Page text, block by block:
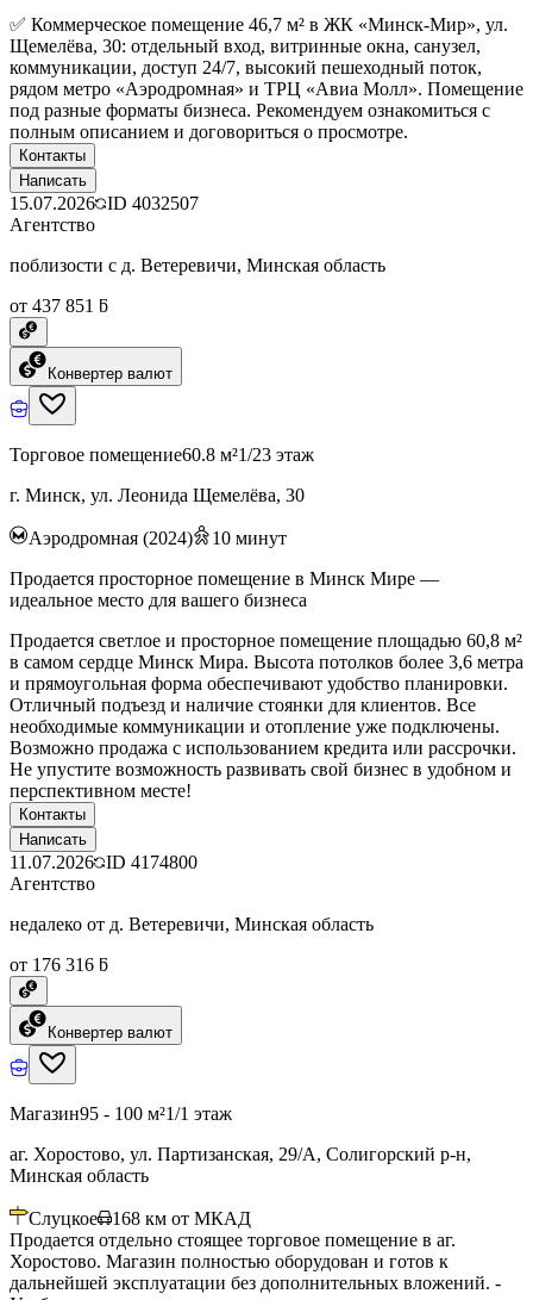
✅ Коммерческое помещение 46,7 м² в ЖК «Минск-Мир», ул.
Щемелёва, 30: отдельный вход, витринные окна, санузел,
коммуникации, доступ 24/7, высокий пешеходный поток,
рядом метро «Аэродромная» и ТРЦ «Авиа Молл». Помещение
под разные форматы бизнеса. Рекомендуем ознакомиться с
полным описанием и договориться о просмотре.
Контакты
Написать
15.07.2026 ID 4032507
Агентство
поблизости с д. Ветеревичи, Минская область
от 437 851 ƃ
Конвертер валют
Торговое помещение60.8 м²1/23 этаж
г. Минск, ул. Леонида Щемелёва, 30
Аэродромная (2024) 10 минут
Продается просторное помещение в Минск Мире —
идеальное место для вашего бизнеса
Продается светлое и просторное помещение площадью 60,8 м²
в самом сердце Минск Мира. Высота потолков более 3,6 метра
и прямоугольная форма обеспечивают удобство планировки.
Отличный подъезд и наличие стоянки для клиентов. Все
необходимые коммуникации и отопление уже подключены.
Возможно продажа с использованием кредита или рассрочки.
Не упустите возможность развивать свой бизнес в удобном и
перспективном месте!
Контакты
Написать
11.07.2026 ID 4174800
Агентство
недалеко от д. Ветеревичи, Минская область
от 176 316 ƃ
Конвертер валют
Магазин95 - 100 м²1/1 этаж
аг. Хоростово, ул. Партизанская, 29/А, Солигорский р-н,
Минская область
Слуцкое 168 км от МКАД
Продается отдельно стоящее торговое помещение в аг.
Хоростово. Магазин полностью оборудован и готов к
дальнейшей эксплуатации без дополнительных вложений. -